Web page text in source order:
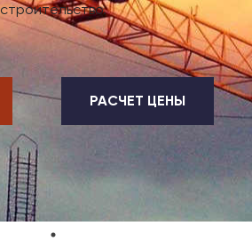
строительство.
РАСЧЕТ ЦЕНЫ